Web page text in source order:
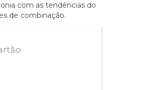
com as tendências do
de combinação.